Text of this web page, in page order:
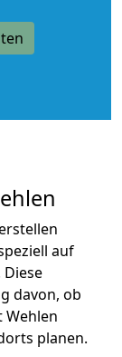
auf
davon, ob
Wehlen
planen.